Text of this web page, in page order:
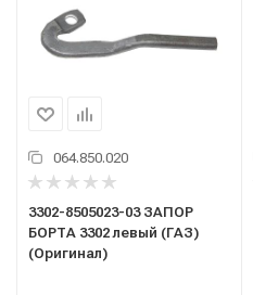
064.850.020
3302-8505023-03 ЗАПОР
БОРТА 3302 левый (ГАЗ)
(Оригинал)